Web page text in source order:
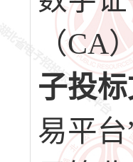
（CA
子投
易平